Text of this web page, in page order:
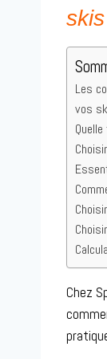
skis
Les
vos
Chez